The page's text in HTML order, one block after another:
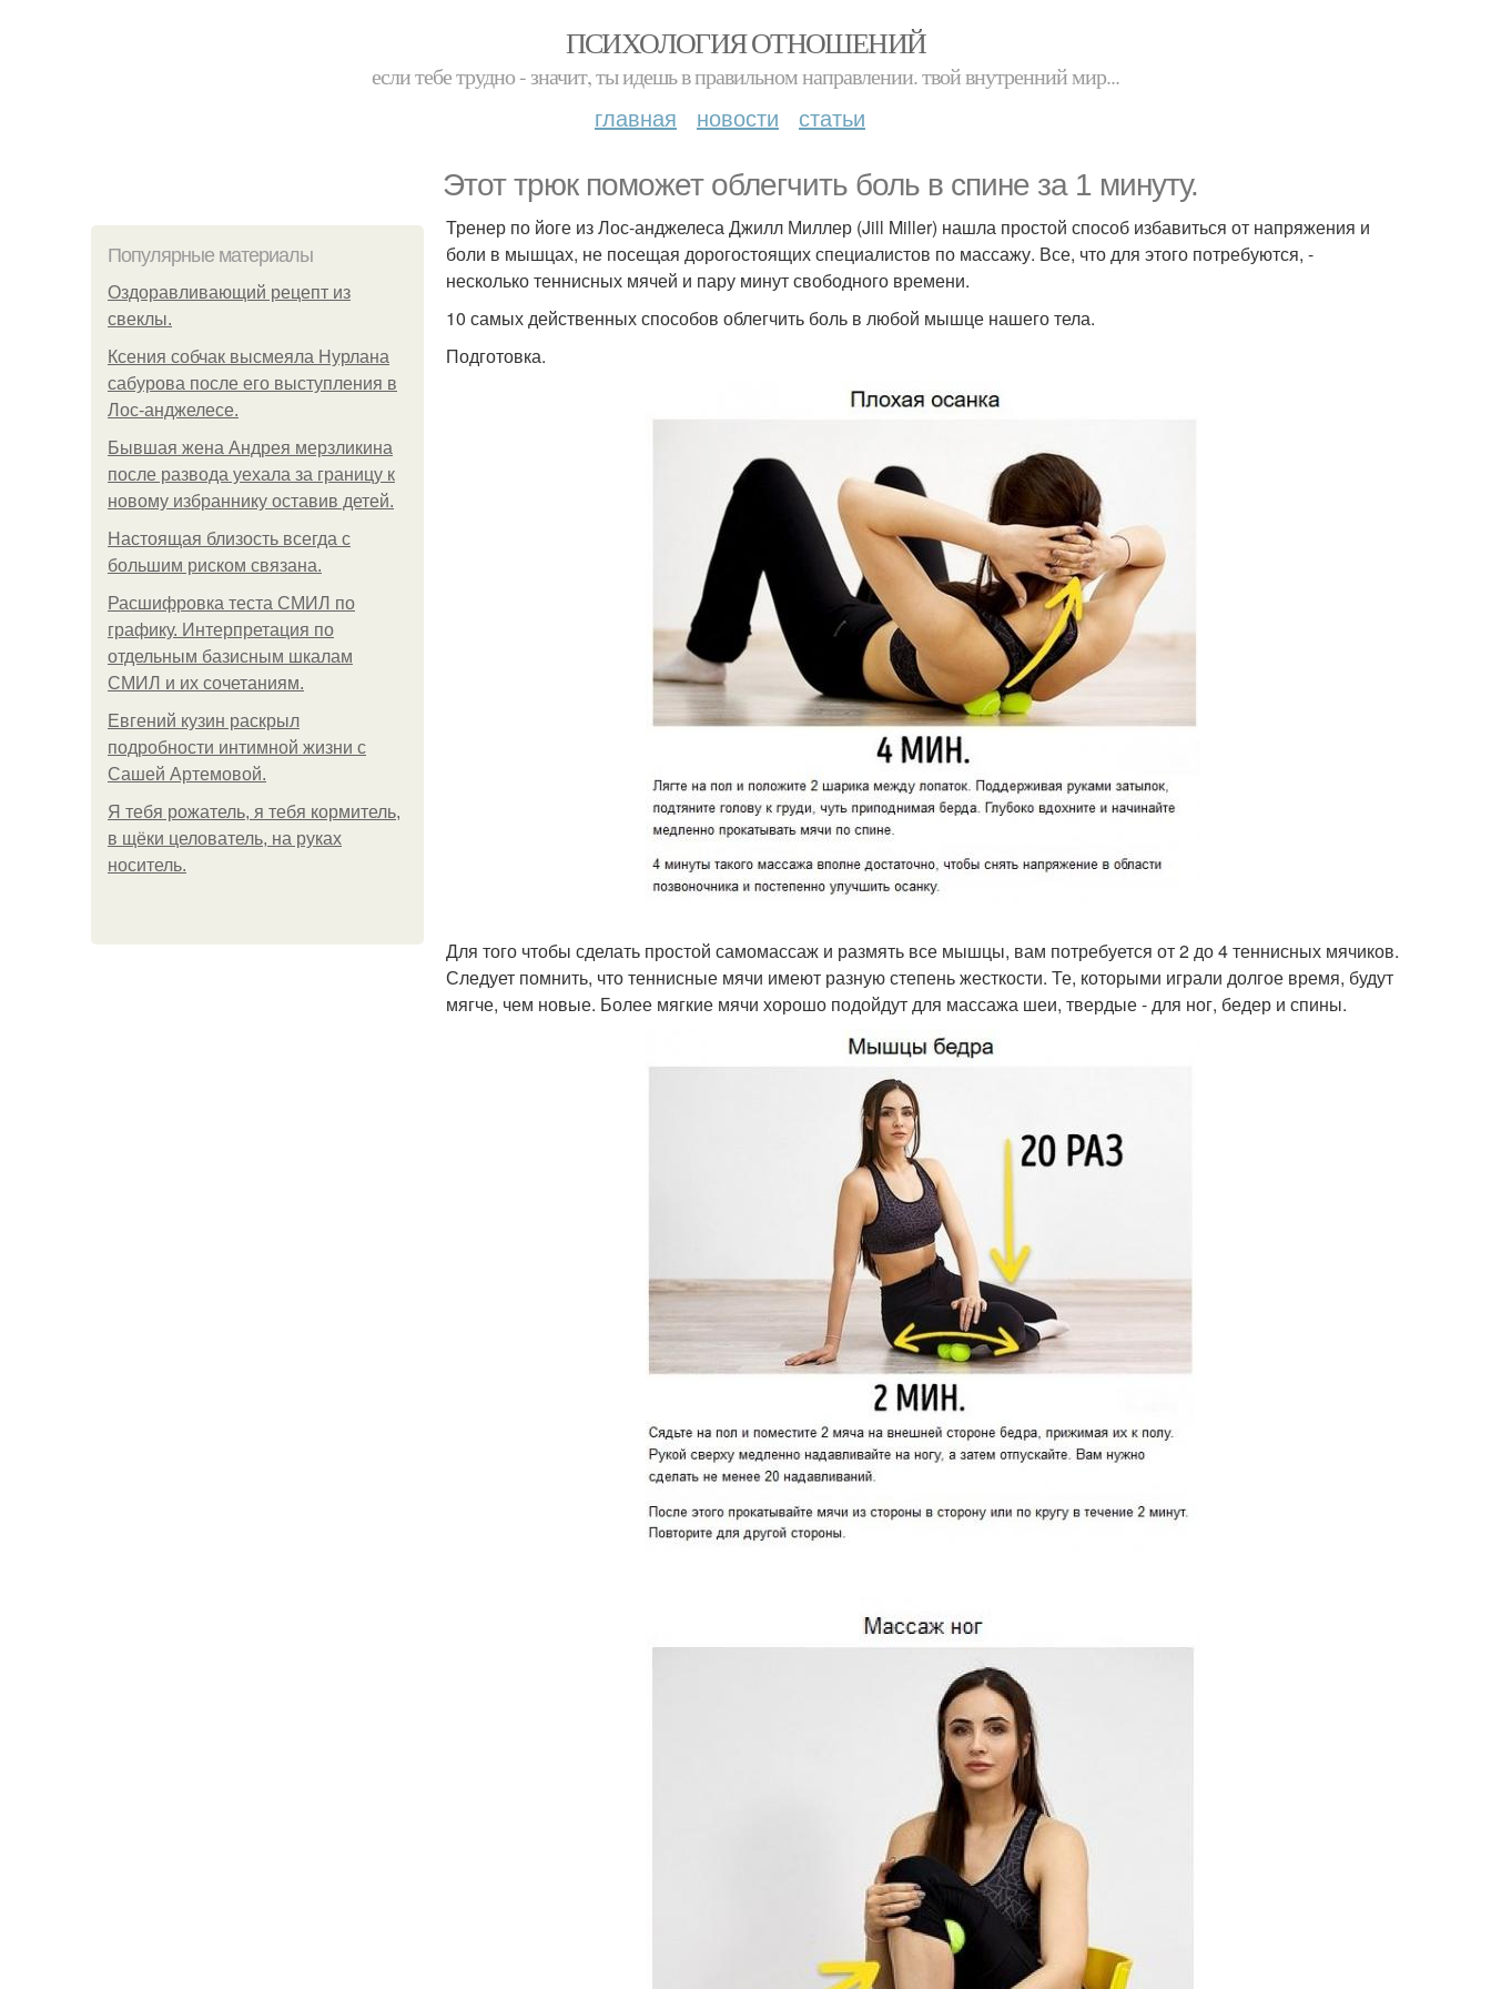
ПСИХОЛОГИЯ ОТНОШЕНИЙ
если тебе трудно - значит, ты идешь в правильном направлении. твой внутренний мир...
главная новости статьи
Этот трюк поможет облегчить боль в спине за 1 минуту.
Популярные материалы
Оздоравливающий рецепт из
свеклы.
Ксения собчак высмеяла Нурлана
сабурова после его выступления в
Лос-анджелесе.
Бывшая жена Андрея мерзликина
после развода уехала за границу к
новому избраннику оставив детей.
Hacтоящая близость всегда с
большим риском связана.
Расшифровка теста СМИЛ по
графику. Интерпретация по
отдельным базисным шкалам
СМИЛ и их сочетаниям.
Евгений кузин раскрыл
подробности интимной жизни с
Сашей Артемовой.
Я тебя рожатель, я тебя кормитель,
в щёки целователь, на руках
носитель.
Тренер по йоге из Лос-анджелеса Джилл Миллер (Jill Miller) нашла простой способ избавиться от напряжения и
боли в мышцах, не посещая дорогостоящих специалистов по массажу. Все, что для этого потребуются, -
несколько теннисных мячей и пару минут свободного времени.
10 самых действенных способов облегчить боль в любой мышце нашего тела.
Подготовка.
Для того чтобы сделать простой самомассаж и размять все мышцы, вам потребуется от 2 до 4 теннисных мячиков.
Следует помнить, что теннисные мячи имеют разную степень жесткости. Те, которыми играли долгое время, будут
мягче, чем новые. Более мягкие мячи хорошо подойдут для массажа шеи, твердые - для ног, бедер и спины.